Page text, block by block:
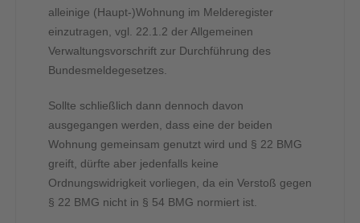
alleinige (Haupt-)Wohnung im Melderegister
einzutragen, vgl. 22.1.2 der Allgemeinen
Verwaltungsvorschrift zur Durchführung des
Bundesmeldegesetzes.
Sollte schließlich dann dennoch davon
ausgegangen werden, dass eine der beiden
Wohnung gemeinsam genutzt wird und § 22 BMG
greift, dürfte aber jedenfalls keine
Ordnungswidrigkeit vorliegen, da ein Verstoß gegen
§ 22 BMG nicht in § 54 BMG normiert ist.